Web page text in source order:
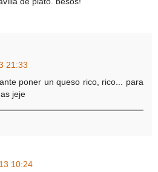
21:33
poner un queso rico, rico... para
jeje
10:24